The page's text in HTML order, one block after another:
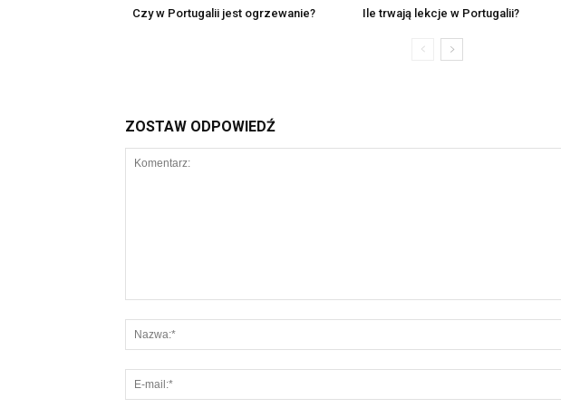
Czy w Portugalii jest ogrzewanie? Ile trwają lekcje w Portugalii?
ZOSTAW ODPOWIEDŹ